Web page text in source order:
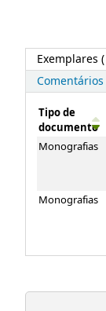
Exemplares
Comentários
Exemplares
Tipo de
documento
Monografias
Monografias